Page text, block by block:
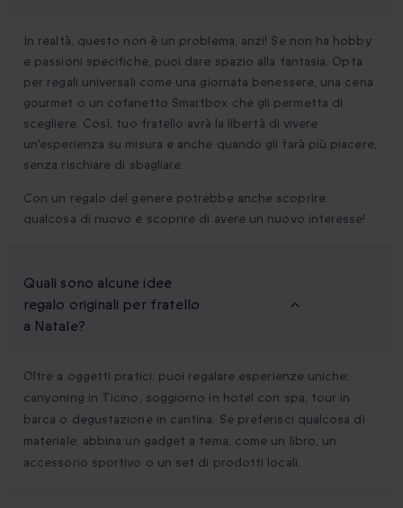
In realtà, questo non è un problema, anzi! Se non ha hobby
e passioni specifiche, puoi dare spazio alla fantasia. Opta
per regali universali come una giornata benessere, una cena
gourmet o un cofanetto Smartbox che gli permetta di
scegliere. Così, tuo fratello avrà la libertà di vivere
un'esperienza su misura e anche quando gli farà più piacere,
senza rischiare di sbagliare.
Con un regalo del genere potrebbe anche scoprire
qualcosa di nuovo e scoprire di avere un nuovo interesse!
Quali sono alcune idee
regalo originali per fratello
a Natale?
Oltre a oggetti pratici, puoi regalare esperienze uniche:
canyoning in Ticino, soggiorno in hotel con spa, tour in
barca o degustazione in cantina. Se preferisci qualcosa di
materiale, abbina un gadget a tema, come un libro, un
accessorio sportivo o un set di prodotti locali.